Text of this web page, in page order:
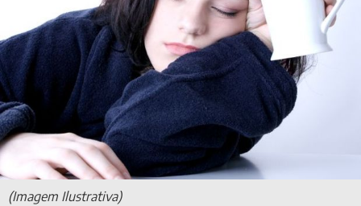
(Imagem Ilustrativa)